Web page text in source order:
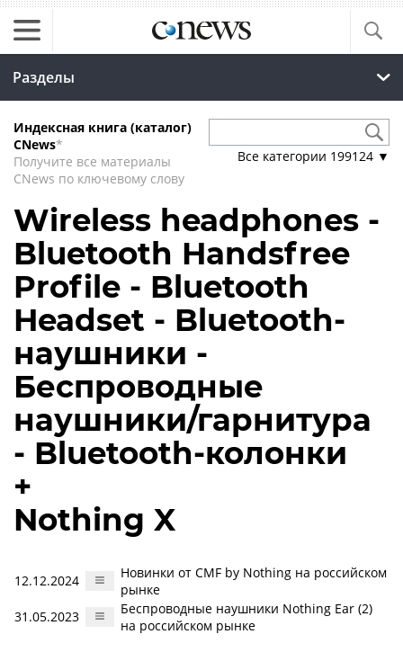
Разделы
Индексная книга (каталог)
CNews*
Получите все материалы
CNews по ключевому слову
Все категории 199124 ▼
Wireless headphones -
Bluetooth Handsfree
Profile - Bluetooth
Headset - Bluetooth-
наушники -
Беспроводные
наушники/гарнитура
- Bluetooth-колонки
+
Nothing X
12.12.2024
Новинки от CMF by Nothing на российском
рынке
31.05.2023
Беспроводные наушники Nothing Ear (2)
на российском рынке